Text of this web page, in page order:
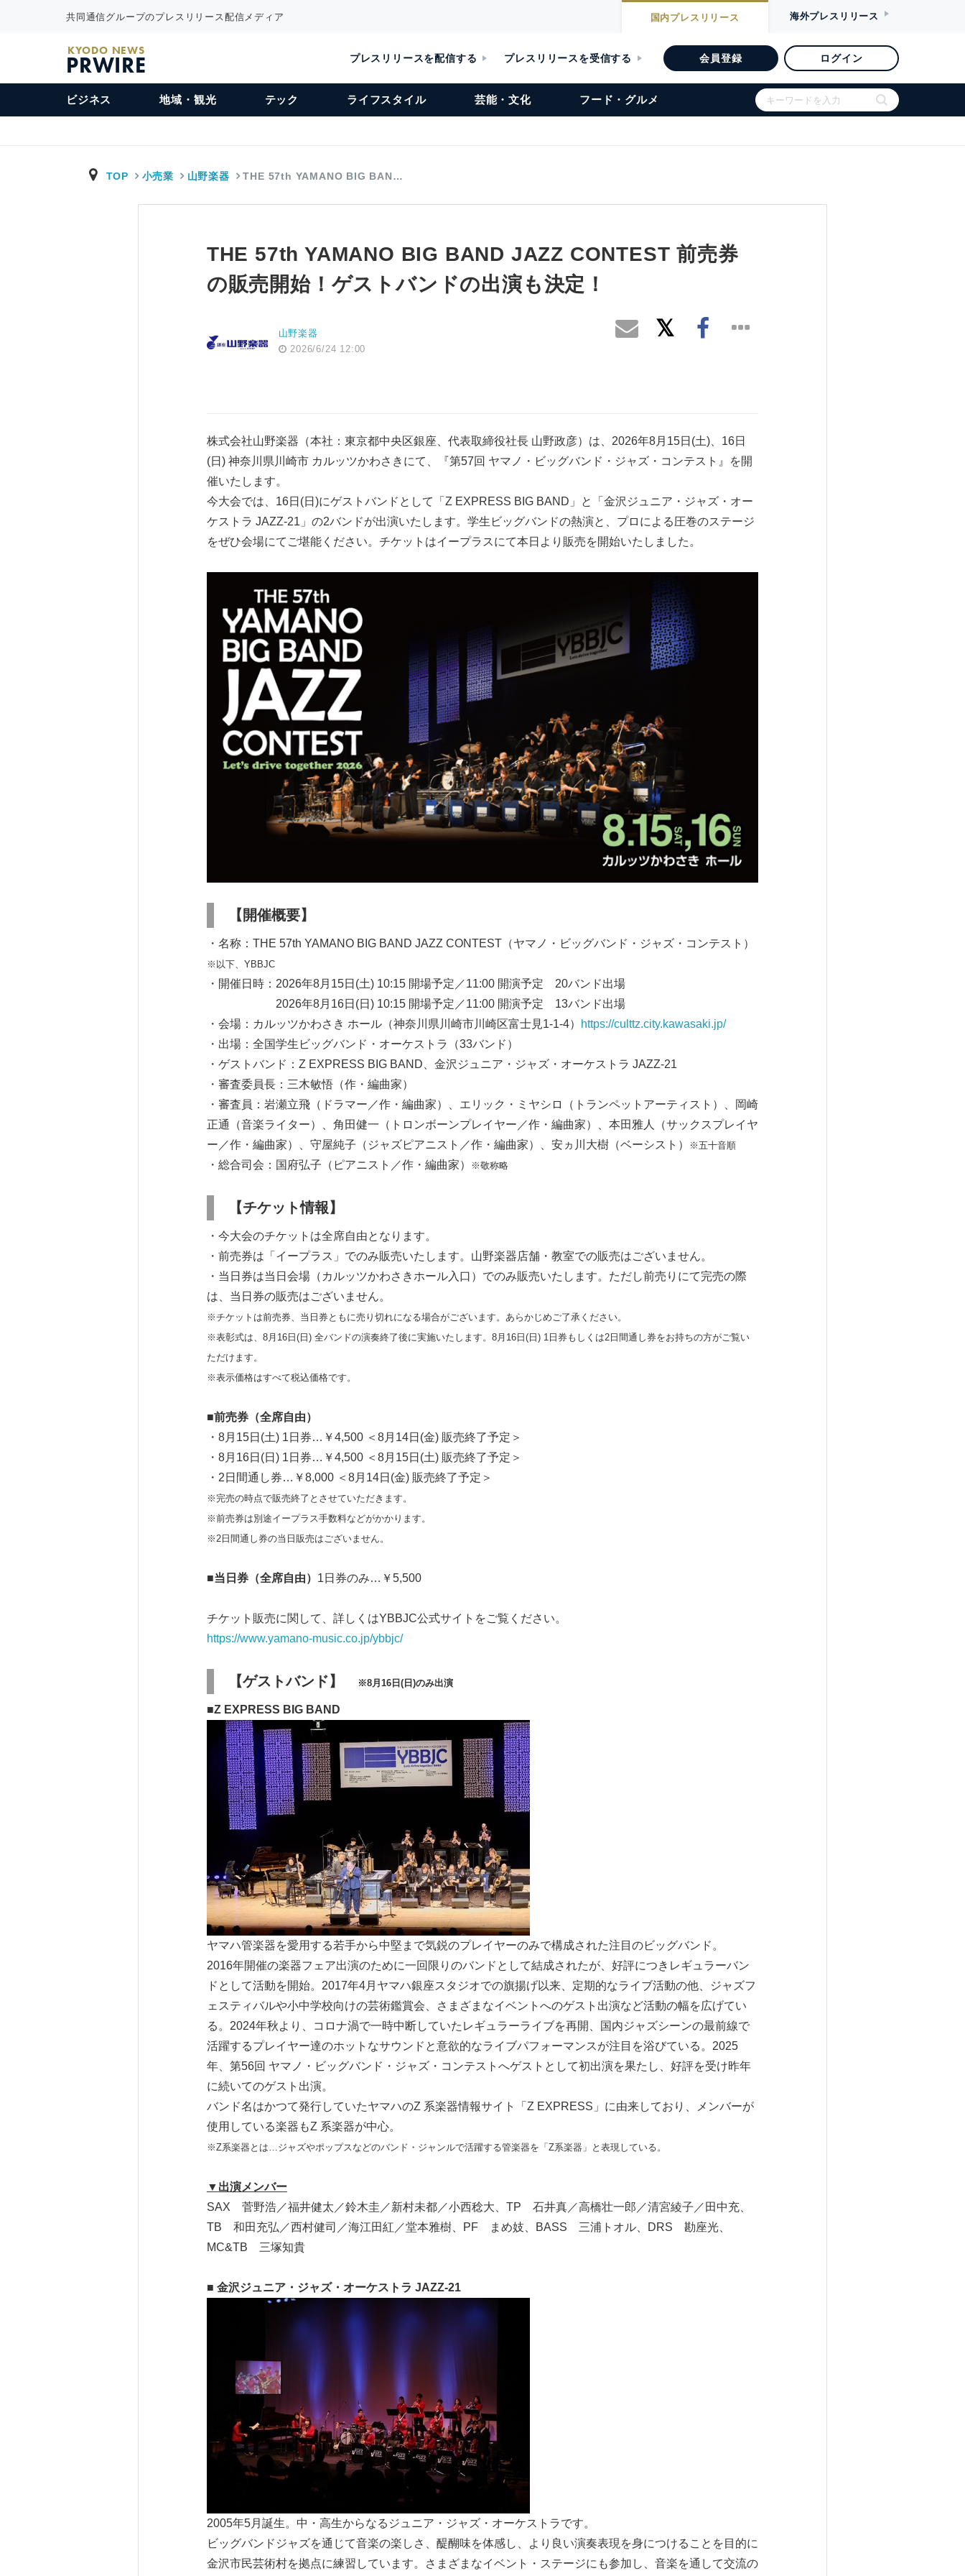
共同通信グループのプレスリリース配信メディア 国内プレスリリース 海外プレスリリース
KYODO NEWS
PRWIRE プレスリリースを配信する プレスリリースを受信する 会員登録 ログイン
ビジネス 地域・観光 テック ライフスタイル 芸能・文化 フード・グルメ
TOP 小売業 山野楽器 THE 57th YAMANO BIG BAN…
THE 57th YAMANO BIG BAND JAZZ CONTEST 前売券
の販売開始！ゲストバンドの出演も決定！
山野楽器
2026/6/24 12:00
株式会社山野楽器（本社：東京都中央区銀座、代表取締役社長 山野政彦）は、2026年8月15日(土)、16日
(日) 神奈川県川崎市 カルッツかわさきにて、『第57回 ヤマノ・ビッグバンド・ジャズ・コンテスト』を開
催いたします。
今大会では、16日(日)にゲストバンドとして「Z EXPRESS BIG BAND」と「金沢ジュニア・ジャズ・オー
ケストラ JAZZ-21」の2バンドが出演いたします。学生ビッグバンドの熱演と、プロによる圧巻のステージ
をぜひ会場にてご堪能ください。チケットはイープラスにて本日より販売を開始いたしました。
【開催概要】
・名称：THE 57th YAMANO BIG BAND JAZZ CONTEST（ヤマノ・ビッグバンド・ジャズ・コンテスト）
※以下、YBBJC
・開催日時：2026年8月15日(土) 10:15 開場予定／11:00 開演予定 20バンド出場
2026年8月16日(日) 10:15 開場予定／11:00 開演予定 13バンド出場
・会場：カルッツかわさき ホール（神奈川県川崎市川崎区富士見1-1-4）
https://culttz.city.kawasaki.jp/
・出場：全国学生ビッグバンド・オーケストラ（33バンド）
・ゲストバンド：Z EXPRESS BIG BAND、金沢ジュニア・ジャズ・オーケストラ JAZZ-21
・審査委員長：三木敏悟（作・編曲家）
・審査員：岩瀬立飛（ドラマー／作・編曲家）、エリック・ミヤシロ（トランペットアーティスト）、岡崎
正通（音楽ライター）、角田健一（トロンボーンプレイヤー／作・編曲家）、本田雅人（サックスプレイヤ
ー／作・編曲家）、守屋純子（ジャズピアニスト／作・編曲家）、安ヵ川大樹（ベーシスト）
※五十音順
・総合司会：国府弘子（ピアニスト／作・編曲家） ※敬称略
【チケット情報】
・今大会のチケットは全席自由となります。
・前売券は「イープラス」でのみ販売いたします。山野楽器店舗・教室での販売はございません。
・当日券は当日会場（カルッツかわさきホール入口）でのみ販売いたします。ただし前売りにて完売の際
は、当日券の販売はございません。
※チケットは前売券、当日券ともに売り切れになる場合がございます。あらかじめご了承ください。
※表彰式は、8月16日(日) 全バンドの演奏終了後に実施いたします。8月16日(日) 1日券もしくは2日間通し券をお持ちの方がご覧い
ただけます。
※表示価格はすべて税込価格です。
■前売券（全席自由）
・8月15日(土) 1日券…￥4,500 ＜8月14日(金) 販売終了予定＞
・8月16日(日) 1日券…￥4,500 ＜8月15日(土) 販売終了予定＞
・2日間通し券…￥8,000 ＜8月14日(金) 販売終了予定＞
※完売の時点で販売終了とさせていただきます。
※前売券は別途イープラス手数料などがかかります。
※2日間通し券の当日販売はございません。
■当日券（全席自由） 1日券のみ…￥5,500
チケット販売に関して、詳しくはYBBJC公式サイトをご覧ください。
https://www.yamano-music.co.jp/ybbjc/
【ゲストバンド】 ※8月 16日 (日 )のみ出演
■Z EXPRESS BIG BAND
ヤマハ管楽器を愛用する若手から中堅まで気鋭のプレイヤーのみで構成された注目のビッグバンド。
2016年開催の楽器フェア出演のために一回限りのバンドとして結成されたが、好評につきレギュラーバン
ドとして活動を開始。2017年4月ヤマハ銀座スタジオでの旗揚げ以来、定期的なライブ活動の他、ジャズフ
ェスティバルや小中学校向けの芸術鑑賞会、さまざまなイベントへのゲスト出演など活動の幅を広げてい
る。2024年秋より、コロナ渦で一時中断していたレギュラーライブを再開、国内ジャズシーンの最前線で
活躍するプレイヤー達のホットなサウンドと意欲的なライブパフォーマンスが注目を浴びている。2025
年、第56回 ヤマノ・ビッグバンド・ジャズ・コンテストへゲストとして初出演を果たし、好評を受け昨年
に続いてのゲスト出演。
バンド名はかつて発行していたヤマハのZ 系楽器情報サイト「Z EXPRESS」に由来しており、メンバーが
使用している楽器もZ 系楽器が中心。
※Z系楽器とは…ジャズやポップスなどのバンド・ジャンルで活躍する管楽器を「Z系楽器」と表現している。
▼ 出演メンバー
SAX 菅野浩／福井健太／鈴木圭／新村未都／小西稔大、TP 石井真／高橋壮一郎／清宮綾子／田中充、
TB 和田充弘／西村健司／海江田紅／堂本雅樹、PF まめ妓、BASS 三浦トオル、DRS 勘座光、
MC&TB 三塚知貴
■ 金沢ジュニア・ジャズ・オーケストラ JAZZ-21
2005年5月誕生。中・高生からなるジュニア・ジャズ・オーケストラです。
ビッグバンドジャズを通じて音楽の楽しさ、醍醐味を体感し、より良い演奏表現を身につけることを目的に
金沢市民芸術村を拠点に練習しています。さまざまなイベント・ステージにも参加し、音楽を通して交流の
Japanese
English